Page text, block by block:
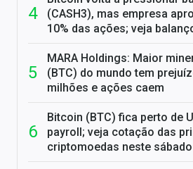
(CASH3), mas empresa
10% das ações; veja
MARA Holdings: Maior
(BTC) do mundo tem
milhões e ações caem
Bitcoin (BTC) fica perto de
payroll; veja cotação das
criptomoedas neste